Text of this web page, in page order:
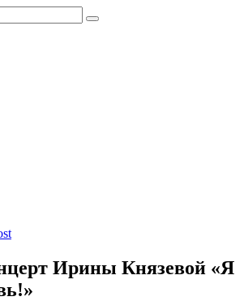
Ирины Князевой «Я